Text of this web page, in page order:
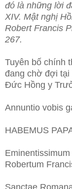
đó là những lời
XIV. Mật nghị
Robert Francis
267.
Tuyên bố chính
đang chờ đợi
Đức Hồng y
Annuntio vobis
HABEMUS
Robertum